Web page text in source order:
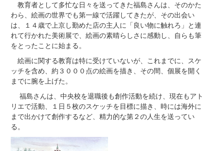
教育者として多忙な日々を送ってきた福島さんは、そのかた
わら、絵画の世界でも第一線で活躍してきたが、その出会い
は、１４歳で上京し勤めた店の主人に「良い物に触れろ」と連
れて行かれた美術展で、絵画の素晴らしさに感動し、自らも筆
をとったことに始まる。
絵画に関する教育は特に受けていないが、これまでに、スケ
ッチを含め、約３０００点の絵画を描き、その間、個展を開く
までに腕を上げた。
福島さんは、中央校を退職後も創作活動を続け、現在もアト
リエで活動、１日５枚のスケッチを目標に描き、時には海外に
まで出かけて創作するなど、精力的な第２の人生を送ってい
る。